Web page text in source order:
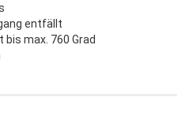
entfällt
max. 760 Grad